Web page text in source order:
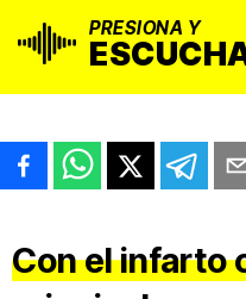
PRESIONA Y
Con el infarto